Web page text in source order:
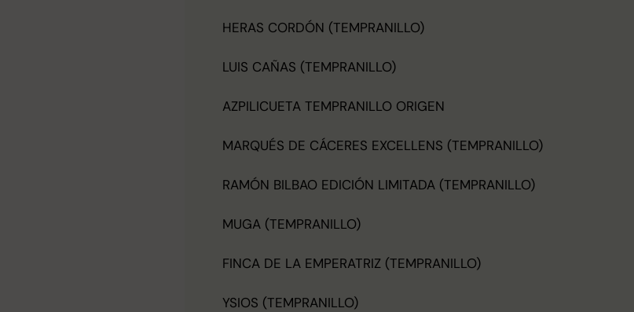
HERAS CORDÓN (TEMPRANILLO)
LUIS CAÑAS (TEMPRANILLO)
AZPILICUETA TEMPRANILLO ORIGEN
MARQUÉS DE CÁCERES EXCELLENS (TEMPRANILLO)
RAMÓN BILBAO EDICIÓN LIMITADA (TEMPRANILLO)
MUGA (TEMPRANILLO)
FINCA DE LA EMPERATRIZ (TEMPRANILLO)
YSIOS (TEMPRANILLO)